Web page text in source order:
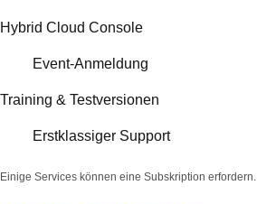
Hybrid Cloud Console
Event-Anmeldung
Training & Testversionen
Erstklassiger Support
Einige Services können eine Subskription erfordern.